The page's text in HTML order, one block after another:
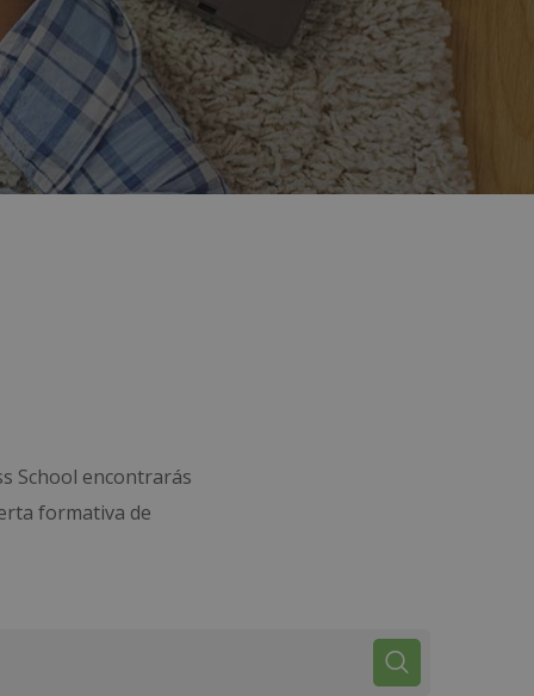
School encontrarás
formativa de